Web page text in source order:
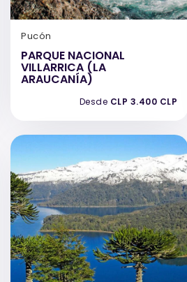
Pucón
PARQUE NACIONAL
VILLARRICA (LA
ARAUCANÍA)
Desde CLP 3.400 CLP